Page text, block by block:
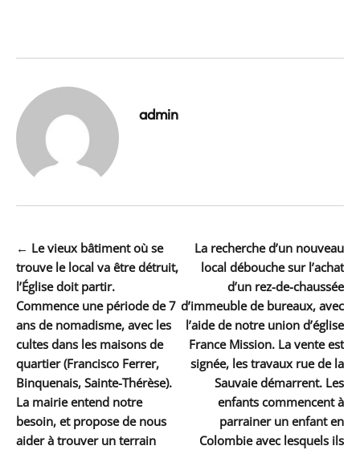
admin
Navigation
de
l’article
← Le vieux bâtiment où se
trouve le local va être détruit,
l’Église doit partir.
Commence une période de 7
ans de nomadisme, avec les
cultes dans les maisons de
quartier (Francisco Ferrer,
Binquenais, Sainte-Thérèse).
La mairie entend notre
besoin, et propose de nous
aider à trouver un terrain
La recherche d’un nouveau
local débouche sur l’achat
d’un rez-de-chaussée
d’immeuble de bureaux, avec
l’aide de notre union d’église
France Mission. La vente est
signée, les travaux rue de la
Sauvaie démarrent. Les
enfants commencent à
parrainer un enfant en
Colombie avec lesquels ils